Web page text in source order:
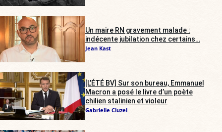
Un maire RN gravement malade :
indécente jubilation chez certains…
Jean Kast
[L’ÉTÉ BV] Sur son bureau, Emmanuel
Macron a posé le livre d’un poète
chilien stalinien et violeur
Gabrielle Cluzel